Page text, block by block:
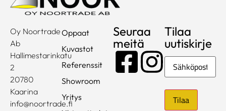
Oy Noortrade
Ab
Hallimestarinkatu
2
20780
Kaarina
info@noortrade.fi
Oppaat
Kuvastot
Referenssit
Showroom
Yritys
Seuraa
meitä
Tilaa
uutiskirje
Sähköposti